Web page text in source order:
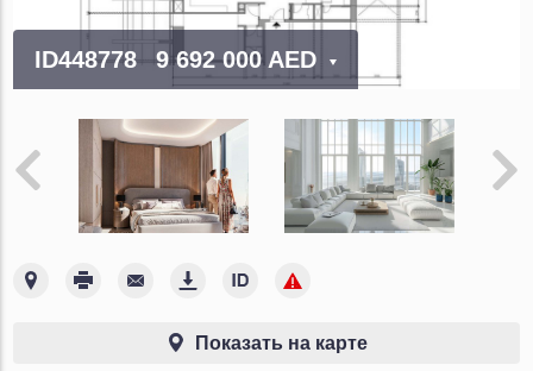
ID448778 9 692 000 AED
Показать на карте